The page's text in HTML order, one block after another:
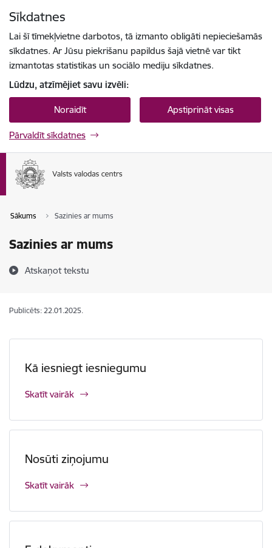
Sīkdatnes
Lai šī tīmekļvietne darbotos, tā izmanto obligāti nepieciešamās
sīkdatnes. Ar Jūsu piekrišanu papildus šajā vietnē var tikt
izmantotas statistikas un sociālo mediju sīkdatnes.
Lūdzu, atzīmējiet savu izvēli:
Noraidīt Apstiprināt visas
Pārvaldīt sīkdatnes
Sākums Sazinies ar mums
Sazinies ar mums
Atskaņot tekstu
Publicēts: 22.01.2025.
Kā iesniegt iesniegumu
Skatīt vairāk
Nosūti ziņojumu
Skatīt vairāk